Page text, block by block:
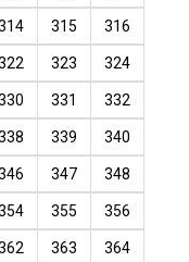
315 316
323 324
331 332
339 340
347 348
355 356
363 364